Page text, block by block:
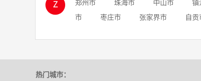
Z 郑州市 珠海市 中山市 镇
市
枣庄市 张家界市 自贡
热门城市：